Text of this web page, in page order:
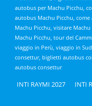
autobus per Machu Picchu,
autobus Machu Picchu, come
Machu Picchu, visitare
Machu Picchu, tour del
viaggio in Perù, viaggio in
consettur, biglietti autobus
autobus consettur
INTI RAYMI 2027 INTI